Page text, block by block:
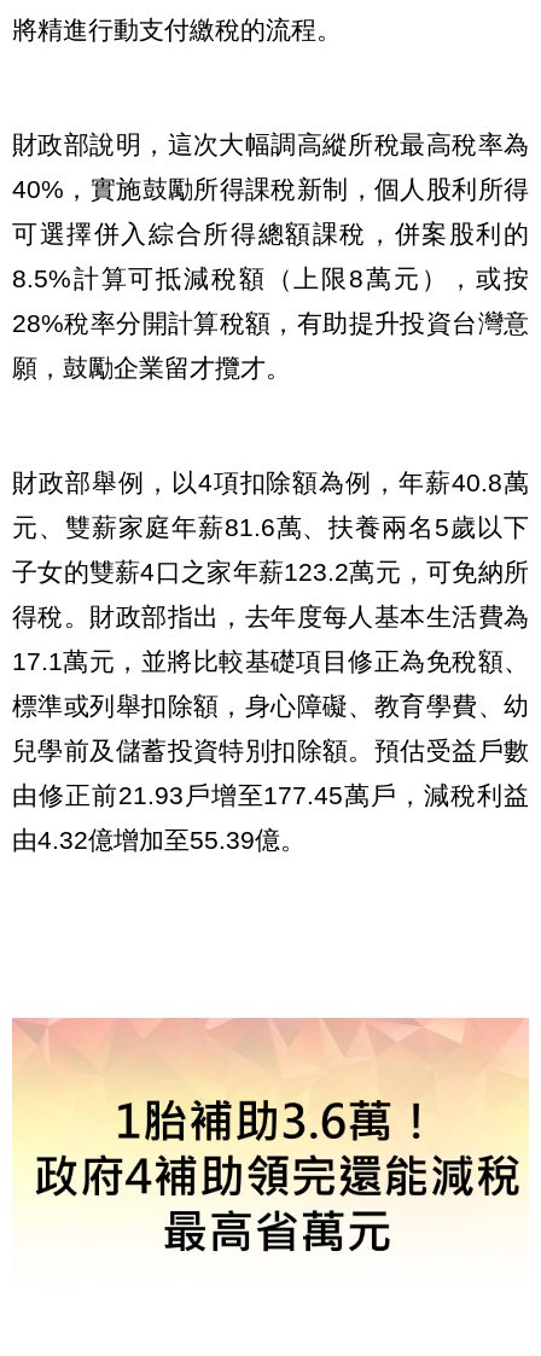
將精進行動支付繳稅的流程。
財政部說明，這次大幅調高縱所稅最高稅率為
40%，實施鼓勵所得課稅新制，個人股利所得
可選擇併入綜合所得總額課稅，併案股利的
8.5%計算可抵減稅額（上限8萬元），或按
28%稅率分開計算稅額，有助提升投資台灣意
願，鼓勵企業留才攬才。
財政部舉例，以4項扣除額為例，年薪40.8萬
元、雙薪家庭年薪81.6萬、扶養兩名5歲以下
子女的雙薪4口之家年薪123.2萬元，可免納所
得稅。財政部指出，去年度每人基本生活費為
17.1萬元，並將比較基礎項目修正為免稅額、
標準或列舉扣除額，身心障礙、教育學費、幼
兒學前及儲蓄投資特別扣除額。預估受益戶數
由修正前21.93戶增至177.45萬戶，減稅利益
由4.32億增加至55.39億。